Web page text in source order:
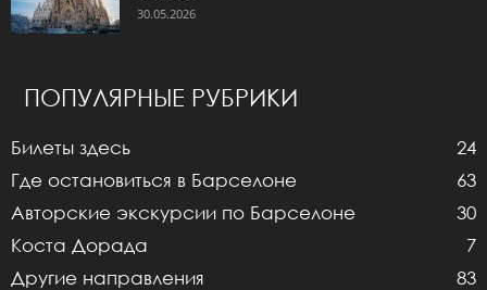
30.05.2026
ПОПУЛЯРНЫЕ РУБРИКИ
Билеты здесь
24
Где остановиться в Барселоне
63
Авторские экскурсии по Барселоне
30
Коста Дорада
7
Другие направления
83